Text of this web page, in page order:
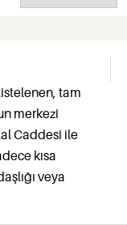
tam
merkezi
Caddesi ile
kısa
veya